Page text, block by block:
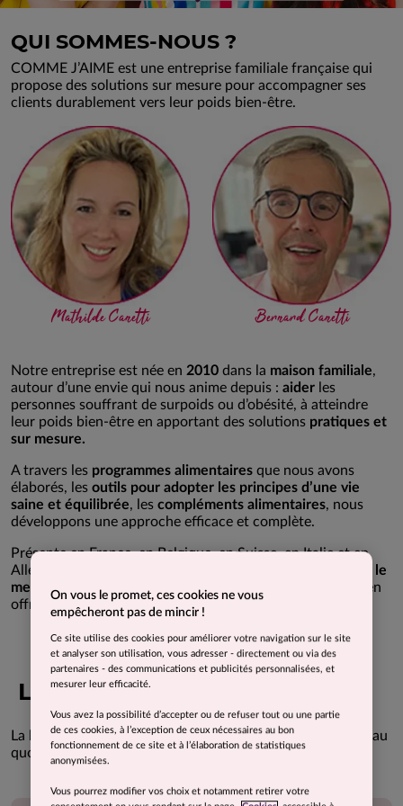
QUI SOMMES-NOUS ?
COMME J’AIME est une entreprise familiale française qui
propose des solutions sur mesure pour accompagner ses
clients durablement vers leur poids bien-être.
Mathilde Canetti Bernard Canetti
Notre entreprise est née en 2010 dans la maison familiale,
autour d’une envie qui nous anime depuis : aider les
personnes souffrant de surpoids ou d’obésité, à atteindre
leur poids bien-être en apportant des solutions pratiques et
sur mesure.
A travers les programmes alimentaires que nous avons
élaborés, les outils pour adopter les principes d’une vie
saine et équilibrée, les compléments alimentaires, nous
développons une approche efficace et complète.
Présente en France, en Belgique, en Suisse, en Italie et en
Allemagne, COMME J'AIME a à cœur
d’offrir chaque jour le
meilleur
, pour satisfaire une clientèle fidèle et exigeante en
offrant dessolutions qui changent durablement leur vie
L’HUMAIN AU CENTRE
La bienveillance est une de nos valeurs-clé. Elle s’exprime au
quotidien tant à l’égard de nos clients que de nos équipes.
On vous le promet, ces cookies ne vous
empêcheront pas de mincir !
Ce site utilise des cookies pour améliorer votre navigation sur le site
et analyser son utilisation, vous adresser - directement ou via des
partenaires - des communications et publicités personnalisées, et
mesurer leur efficacité.
Vous avez la possibilité d’accepter ou de refuser tout ou une partie
de ces cookies, à l’exception de ceux nécessaires au bon
fonctionnement de ce site et à l’élaboration de statistiques
anonymisées.
Vous pourrez modifier vos choix et notamment retirer votre